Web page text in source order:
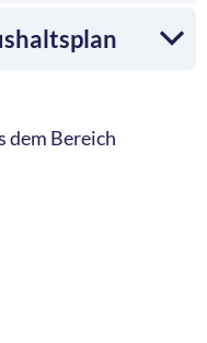
dem Bereich